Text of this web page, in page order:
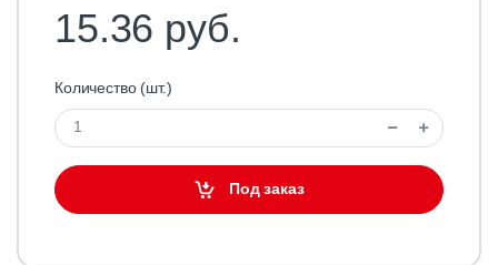
15.36 руб.
Количество (шт.)
Под заказ